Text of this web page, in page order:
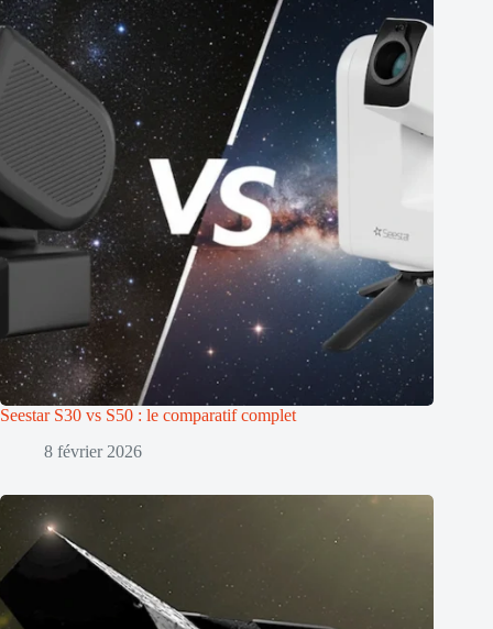
Seestar S30 vs S50 : le comparatif complet
8 février 2026